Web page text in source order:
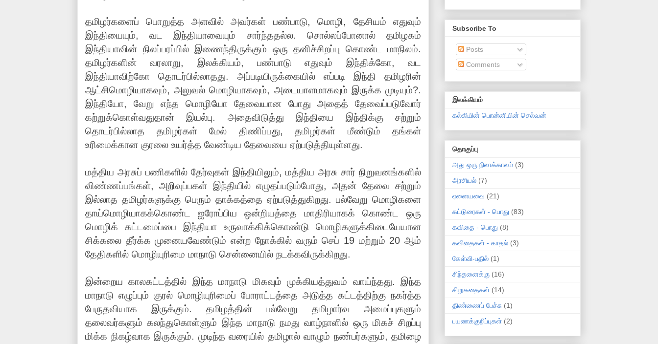
தமிழர்களைப் பொறுத்த அளவில் அவர்கள் பண்பாடு, மொழி, தேசியம் எதுவும்
இந்தியையும், வட இந்தியாவையும் சார்ந்ததல்ல. சொல்லப்போனால் தமிழகம்
இந்தியாவின் நிலப்பரப்பில் இணைந்திருக்கும் ஒரு தனிச்சிறப்பு கொண்ட மாநிலம்.
தமிழர்களின் வரலாறு, இலக்கியம், பண்பாடு எதுவும் இந்திக்கோ, வட
இந்தியாவிற்கோ தொடர்பில்லாதது. அப்படியிருக்கையில் எப்படி இந்தி தமிழரின்
ஆட்சிமொழியாகவும், அலுவல் மொழியாகவும், அடையாளமாகவும் இருக்க முடியும்?.
இந்தியோ, வேறு எந்த மொழியோ தேவையான போது அதைத் தேவைப்படுவோர்
கற்றுக்கொள்வதுதான் இயல்பு. அதைவிடுத்து இந்தியை இந்திக்கு சற்றும்
தொடர்பில்லாத தமிழர்கள் மேல் திணிப்பது, தமிழர்கள் மீண்டும் தங்கள்
உரிமைக்கான குரலை உயர்த்த வேண்டிய தேவையை ஏற்படுத்தியுள்ளது.
மத்திய அரசுப் பணிகளில் தேர்வுகள் இந்தியிலும், மத்திய அரசு சார் நிறுவனங்களில்
விண்ணப்பங்கள், அறிவுப்பகள் இந்தியில் எழுதப்படும்போது, அதன் தேவை சற்றும்
இல்லாத தமிழர்களுக்கு பெரும் தாக்கத்தை ஏற்படுத்துகிறது. பல்வேறு மொழிகளை
தாய்மொழியாகக்கொண்ட ஐரோப்பிய ஒன்றியத்தை மாதிரியாகக் கொண்ட ஒரு
மொழிக் கட்டமைப்பை இந்தியா உருவாக்கிக்கொண்டு மொழிகளுக்கிடையேயான
சிக்கலை தீர்க்க முனையவேண்டும் என்ற நோக்கில் வரும் செப் 19 மற்றும் 20 ஆம்
தேதிகளில் மொழியுரிமை மாநாடு சென்னையில் நடக்கவிருக்கிறது.
இன்றைய காலகட்டத்தில் இந்த மாநாடு மிகவும் முக்கியத்துவம் வாய்ந்தது. இந்த
மாநாடு எழுப்பும் குரல் மொழியுரிமைப் போராட்டத்தை அடுத்த கட்டத்திற்கு நகர்த்த
பேருதவியாக இருக்கும். தமிழத்தின் பல்வேறு தமிழார்வ அமைப்புகளும்
தலைவர்களும் கலந்துகொள்ளும் இந்த மாநாடு நமது வாழ்நாளில் ஒரு மிகச் சிறப்பு
மிக்க நிகழ்வாக இருக்கும். முடிந்த வரையில் தமிழால் வாழும் நண்பர்களும், தமிழை
Subscribe To
Posts
Comments
இலக்கியம்
கல்கியின் பொன்னியின் செல்வன்
தொகுப்பு
அது ஒரு நிலாக்காலம் (3)
அரசியல் (7)
ஏனையவை (21)
கட்டுரைகள் - பொது (83)
கவிதை - பொது (8)
கவிதைகள் - காதல் (3)
கேள்வி-பதில் (1)
சிந்தனைக்கு (16)
சிறுகதைகள் (14)
திண்ணைப் பேச்சு (1)
பயணக்குறிப்புகள் (2)